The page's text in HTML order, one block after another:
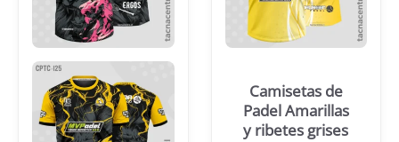
Camisetas de
Padel Amarillas
y ribetes grises